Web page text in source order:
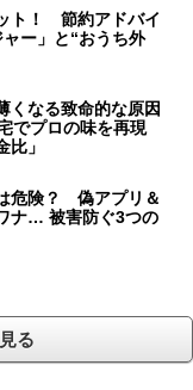
ト！ 節約アドバイ
ー」と“おうち外
くなる致命的な原因
でプロの味を再現
比」
危険？ 偽アプリ＆
ナ… 被害防ぐ3つの
る